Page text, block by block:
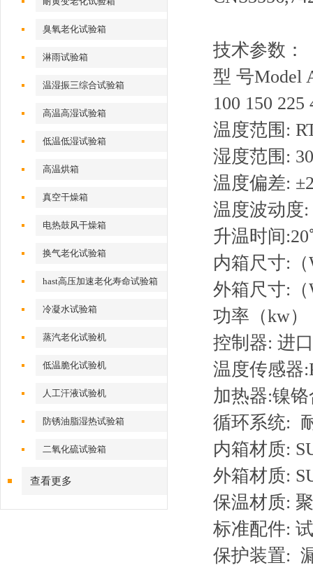
臭氧老化试验箱
淋雨试验箱
温湿振三综合试验箱
高温高湿试验箱
低温低湿试验箱
高温烘箱
真空干燥箱
电热鼓风干燥箱
换气老化试验箱
hast高压加速老化寿命试验箱
冷凝水试验箱
蒸汽老化试验机
低温脆化试验机
人工汗液试验机
防锈油脂湿热试验箱
二氧化硫试验箱
查看更多
技术参数：
型 号Model
100 150 225
温度范围:
湿度范围:
温度偏差:
温度波动度
升温时间
内箱尺寸:
外箱尺寸:（
功率（kw）
控制器: 进
温度传感器
加热器:镍
循环系统:
内箱材质:
外箱材质:
保温材质:
标准配件:
保护装置: